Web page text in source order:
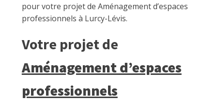
pour votre projet de Aménagement d’espaces
professionnels à Lurcy-Lévis.
Votre projet de
Aménagement d’espaces
professionnels